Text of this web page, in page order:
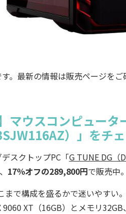
。最新の情報は販売ページをご
マウスコンピュー
）」をチェ
スクトップPC「G TUNE DG（
17％オフの289,800円で販売中。
で構成を盛るかで迷いやすい
XT（16GB）とメモリ